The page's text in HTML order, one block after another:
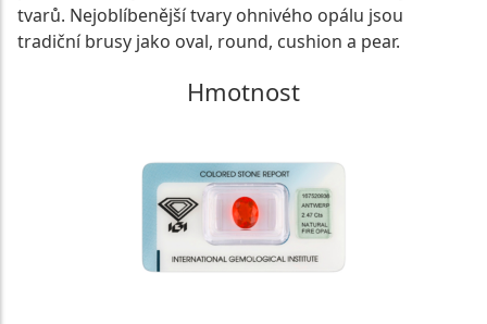
tvarů. Nejoblíbenější tvary ohnivého opálu jsou
tradiční brusy jako oval, round, cushion a pear.
Hmotnost